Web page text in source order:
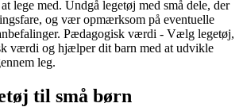
til små børn